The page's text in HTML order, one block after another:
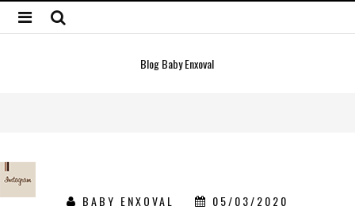
Blog Baby Enxoval
BABY ENXOVAL 05/03/2020